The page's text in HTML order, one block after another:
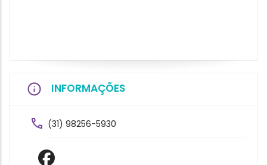
INFORMAÇÕES
(31) 98256-5930